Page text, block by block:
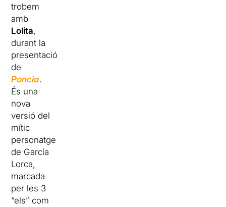
trobem
amb
Lolita,
durant la
presentació
de
Poncia.
És una
nova
versió del
mític
personatge
de García
Lorca,
marcada
per les 3
“els” com